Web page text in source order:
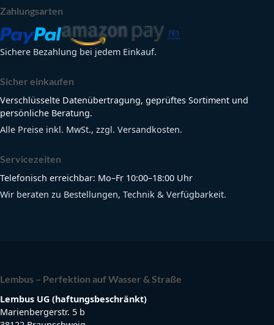
Zahlungsarten
Sichere Bezahlung bei jedem Einkauf.
Sicher einkaufen
Verschlüsselte Datenübertragung, geprüftes Sortiment und
persönliche Beratung.
Alle Preise inkl. MwSt., zzgl. Versandkosten.
Servicezeiten
Telefonisch erreichbar: Mo–Fr 10:00–18:00 Uhr
Wir beraten zu Bestellungen, Technik & Verfügbarkeit.
Lembus – Perfektion auf Wasser & Straße
Lembus UG (haftungsbeschränkt)
Marienbergerstr. 5 b